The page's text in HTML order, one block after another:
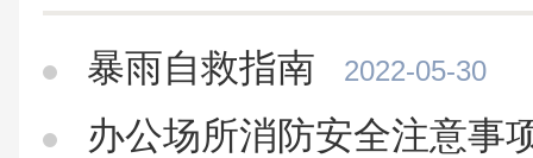
暴雨自救指南 2022-05-30
办公场所消防安全注意事